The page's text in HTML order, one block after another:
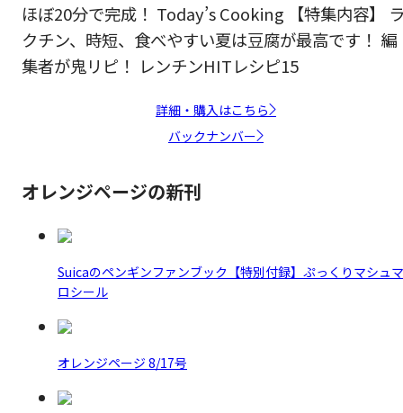
ほぼ20分で完成！ Today’s Cooking 【特集内容】
クチン、時短、食べやすい夏は豆腐が最高です！ 編
集者が鬼リピ！ レンチンHITレシピ15
詳細・購入はこちら
バックナンバー
オレンジページの新刊
Suicaのペンギンファンブック【特別付録】ぷっくりマシュマ
ロシール
オレンジページ 8/17号